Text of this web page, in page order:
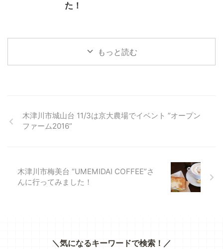
た！
もっと読む
木津川市城山台 11/3は京大農場でイベント ”オープン
ファーム2016”
木津川市梅美台 “UMEMIDAI COFFEE”さ
んに行ってみました！
＼気になるキーワードで検索！／